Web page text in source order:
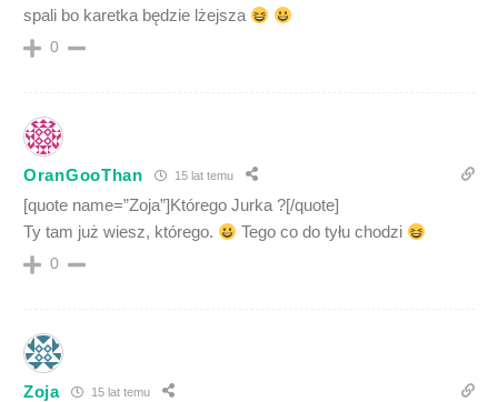
spali bo karetka będzie lżejsza
0
OranGooThan 15 lat temu
[quote name=”Zoja”]Którego Jurka ?[/quote]
Ty tam już wiesz, którego.
Tego co do tyłu chodzi
0
Zoja 15 lat temu